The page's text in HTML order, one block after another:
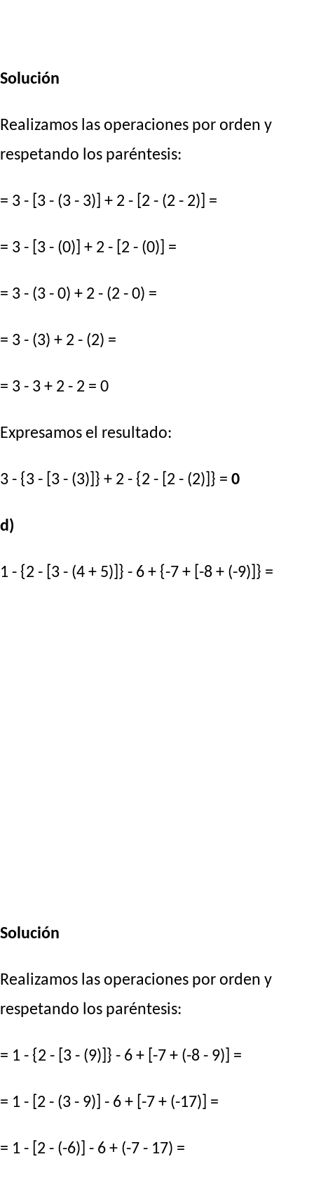
Solución
Realizamos las operaciones por orden y
respetando los paréntesis:
= 3 - [3 - (3 - 3)] + 2 - [2 - (2 - 2)] =
= 3 - [3 - (0)] + 2 - [2 - (0)] =
= 3 - (3 - 0) + 2 - (2 - 0) =
= 3 - (3) + 2 - (2) =
= 3 - 3 + 2 - 2 = 0
Expresamos el resultado:
3 - {3 - [3 - (3)]} + 2 - {2 - [2 - (2)]} = 0
d)
1 - {2 - [3 - (4 + 5)]} - 6 + {-7 + [-8 + (-9)]} =
Solución
Realizamos las operaciones por orden y
respetando los paréntesis:
= 1 - {2 - [3 - (9)]} - 6 + [-7 + (-8 - 9)] =
= 1 - [2 - (3 - 9)] - 6 + [-7 + (-17)] =
= 1 - [2 - (-6)] - 6 + (-7 - 17) =